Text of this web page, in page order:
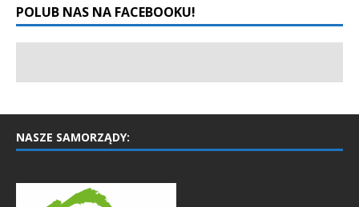
POLUB NAS NA FACEBOOKU!
NASZE SAMORZĄDY: